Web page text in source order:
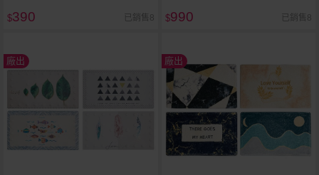
$390 已銷售8 $990 已銷售8
廠出 廠出